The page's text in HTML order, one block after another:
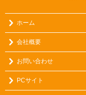
ホーム
会社概要
お問い合わせ
PCサイト